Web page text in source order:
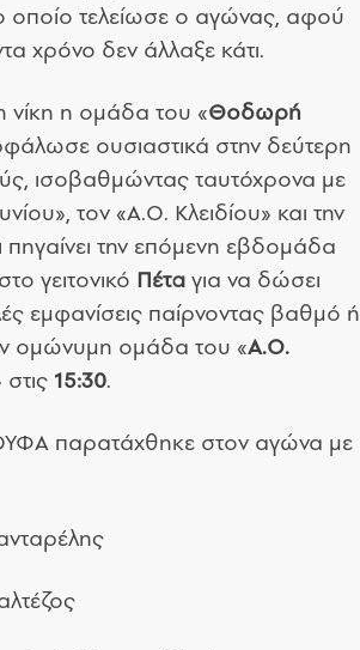
οποίο τελείωσε ο αγώνας, αφού
χρόνο δεν άλλαξε κάτι.
νίκη η ομάδα του «Θοδωρή
ουσιαστικά στην δεύτερη
ισοβαθμώντας ταυτόχρονα με
τον «Α.Ο. Κλειδίου» και την
την επόμενη εβδομάδα
γειτονικό Πέτα για να δώσει
εμφανίσεις παίρνοντας βαθμό ή
ομώνυμη ομάδα του «Α.Ο.
στις 15:30.
παρατάχθηκε στον αγώνα με